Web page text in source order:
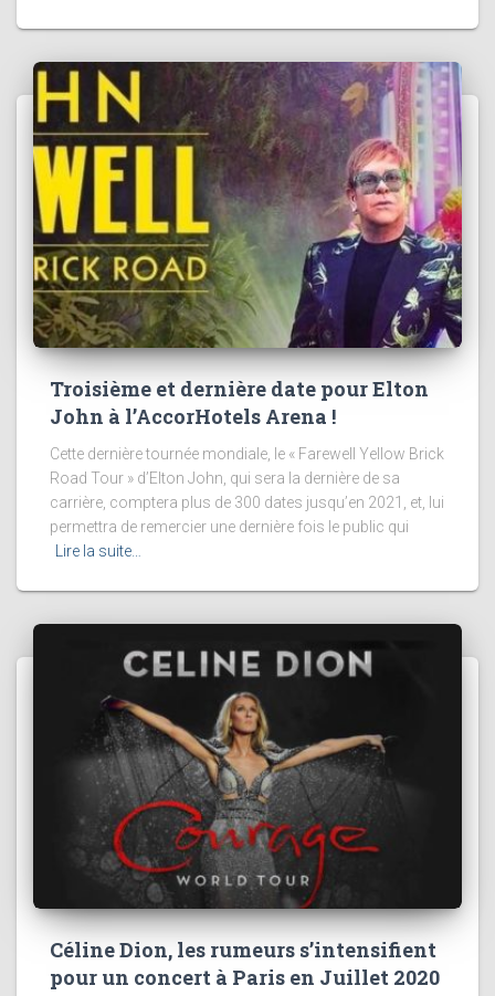
Troisième et dernière date pour Elton
John à l’AccorHotels Arena !
Cette dernière tournée mondiale, le « Farewell Yellow Brick
Road Tour » d’Elton John, qui sera la dernière de sa
carrière, comptera plus de 300 dates jusqu’en 2021, et, lui
permettra de remercier une dernière fois le public qui
Lire la suite…
Céline Dion, les rumeurs s’intensifient
pour un concert à Paris en Juillet 2020